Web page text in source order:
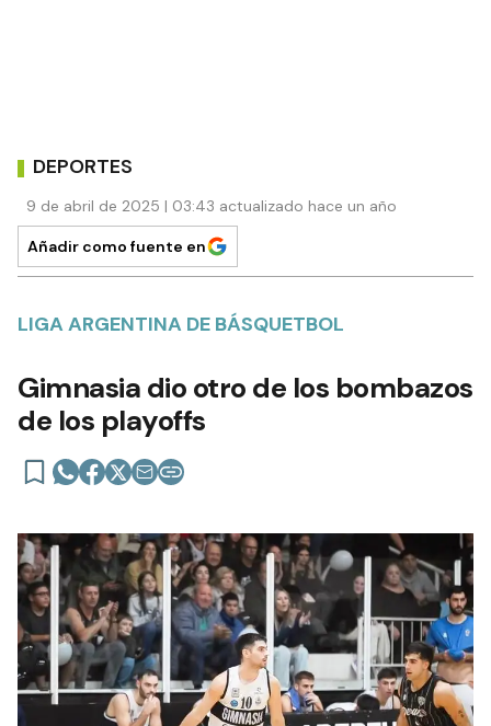
DEPORTES
9 de abril de 2025 | 03:43 actualizado hace un año
Añadir como fuente en
LIGA ARGENTINA DE BÁSQUETBOL
Gimnasia dio otro de los bombazos
de los playoffs